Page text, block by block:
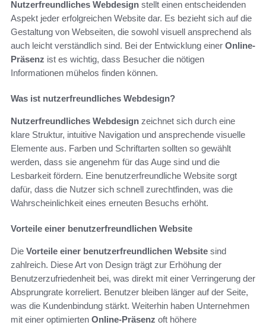
Nutzerfreundliches Webdesign stellt einen entscheidenden
Aspekt jeder erfolgreichen Website dar. Es bezieht sich auf die
Gestaltung von Webseiten, die sowohl visuell ansprechend als
auch leicht verständlich sind. Bei der Entwicklung einer Online-
Präsenz ist es wichtig, dass Besucher die nötigen
Informationen mühelos finden können.
Was ist nutzerfreundliches Webdesign?
Nutzerfreundliches Webdesign zeichnet sich durch eine
klare Struktur, intuitive Navigation und ansprechende visuelle
Elemente aus. Farben und Schriftarten sollten so gewählt
werden, dass sie angenehm für das Auge sind und die
Lesbarkeit fördern. Eine benutzerfreundliche Website sorgt
dafür, dass die Nutzer sich schnell zurechtfinden, was die
Wahrscheinlichkeit eines erneuten Besuchs erhöht.
Vorteile einer benutzerfreundlichen Website
Die Vorteile einer benutzerfreundlichen Website sind
zahlreich. Diese Art von Design trägt zur Erhöhung der
Benutzerzufriedenheit bei, was direkt mit einer Verringerung der
Absprungrate korreliert. Benutzer bleiben länger auf der Seite,
was die Kundenbindung stärkt. Weiterhin haben Unternehmen
mit einer optimierten Online-Präsenz oft höhere